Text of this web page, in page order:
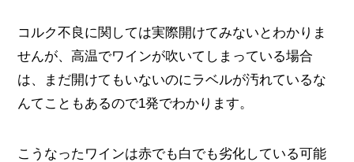
コルク不良に関しては実際開けてみないとわかりま
せんが、高温でワインが吹いてしまっている場合
は、まだ開けてもいないのにラベルが汚れているな
んてこともあるので1発でわかります。
こうなったワインは赤でも白でも劣化している可能